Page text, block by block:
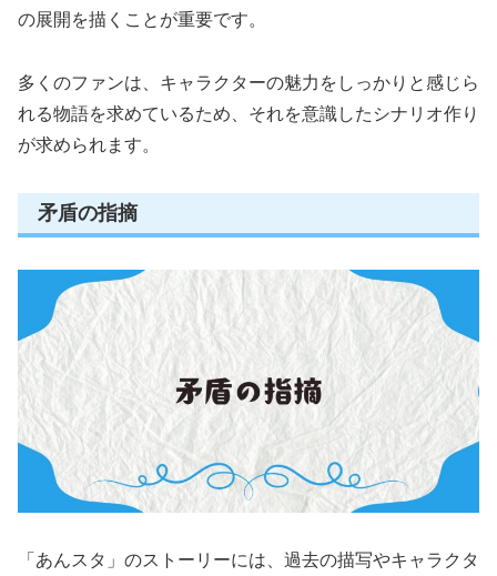
の展開を描くことが重要です。
多くのファンは、キャラクターの魅力をしっかりと感じら
れる物語を求めているため、それを意識したシナリオ作り
が求められます。
矛盾の指摘
「あんスタ」のストーリーには、過去の描写やキャラクタ